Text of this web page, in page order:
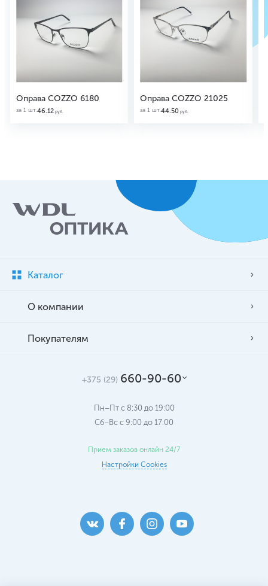
Оправа COZZO 6180
за 1 шт.46.12 руб.
Оправа COZZO 21025
за 1 шт.44.50 руб.
Каталог
О компании
Покупателям
+375 (29) 660-90-60
Пн–Пт с 8:30 до 19:00
Сб–Вс c 9:00 до 17:00
Прием заказов онлайн 24/7
Настройки Cookies